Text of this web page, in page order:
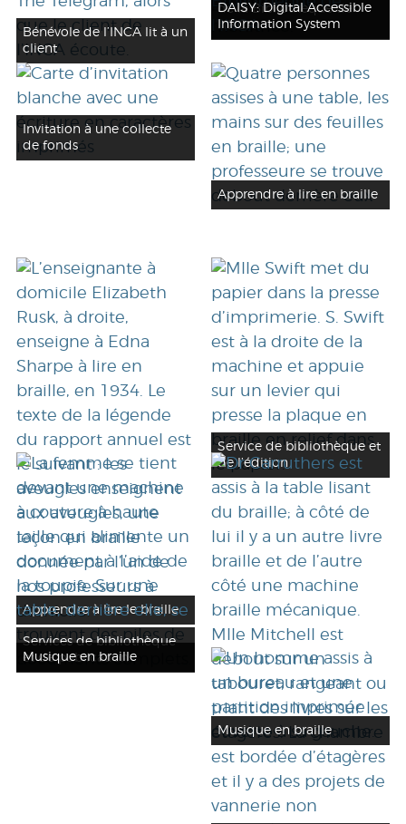
de la Bibliothèque de
l’INCA
Bénévole de l’INCA lit à un
client
DAISY: Digital Accessible
Information System
Invitation à une collecte
de fonds
Apprendre à lire en braille
Apprendre à lire le braille
Service de bibliothèque et
de l’édition
Services de bibliothèque
et de publication
Musique en braille
Musique en braille